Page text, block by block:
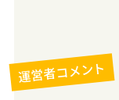
運営者コメント